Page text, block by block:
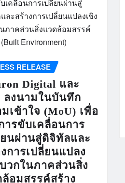
RELEASE
Digital และ
ลงนามในบันทึก
เข้าใจ (MoU) เพื่อ
ารขับเคลื่อนการ
นผ่านสู่ดิจิทัลและ
การเปลี่ยนแปลง
วกในภาคส่วนสิ่ง
อมสรรค์สร้าง